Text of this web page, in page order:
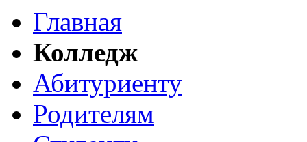
Главная
Колледж
Абитуриенту
Родителям